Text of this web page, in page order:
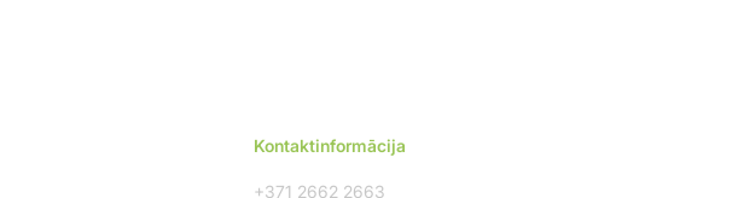
Kontaktinformācija
+371 2662 2663